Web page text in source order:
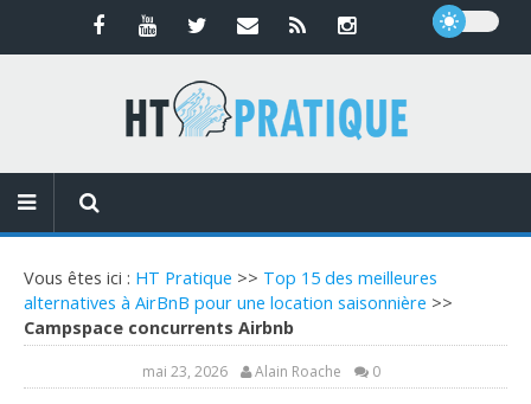
Vous êtes ici : HT Pratique >> Top 15 des meilleures
alternatives à AirBnB pour une location saisonnière >>
Campspace concurrents Airbnb
mai 23, 2026 Alain Roache 0